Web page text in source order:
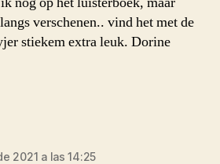
verschenen.. vind het met de
stiekem extra leuk. Dorine
2021 a las 14:25